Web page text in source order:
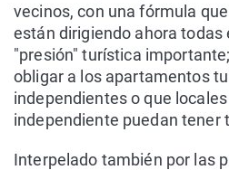
vecinos, con una fórmula
están dirigiendo ahora todas
"presión" turística
obligar a los apartamentos
independientes o que
independiente puedan tener
Interpelado también por las